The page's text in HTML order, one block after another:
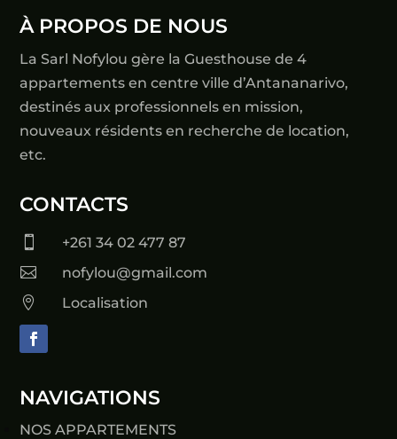
À PROPOS DE NOUS
La Sarl Nofylou gère la Guesthouse de 4
appartements en centre ville d’Antananarivo,
destinés aux professionnels en mission,
nouveaux résidents en recherche de location,
etc.
CONTACTS
 +261 34 02 477 87
 nofylou@gmail.com
 Localisation
NAVIGATIONS
NOS APPARTEMENTS